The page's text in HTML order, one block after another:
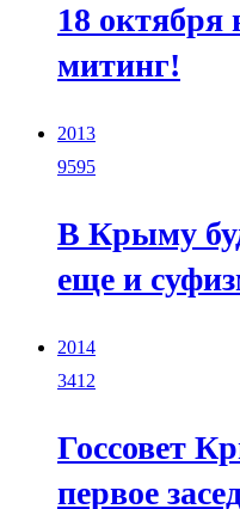
18 октября
митинг!
2013
9595
В Крыму
еще и
2014
3412
Госсовет
первое